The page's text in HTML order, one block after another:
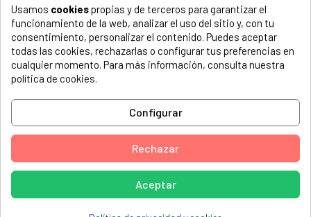
POLEA TENSOR LAVADORA WHIRLPOOL 481235818055,
C00311000
ARCELIK, 44 KT
BAUKNECHT, ADORINA TA
BAUKNECHT, ADORINA TE147CH
BAUKNECHT, ADORINA TEK
Usamos cookiespropias y de terceros para garantizar el
funcionamiento de la web, analizar el uso del sitio y, con tu
consentimiento, personalizar el contenido. Puedes aceptar
todas las cookies, rechazarlas o configurar tus preferencias en
cualquier momento. Para más información, consulta nuestra
política de cookies.
Configurar
Rechazar
Aceptar